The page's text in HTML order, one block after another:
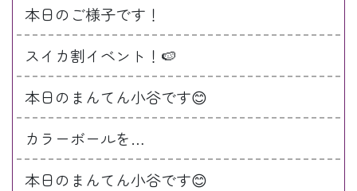
本日のご様子です！
スイカ割イベント！🍉
本日のまんてん小谷です😊
カラーボールを…
本日のまんてん小谷です😊